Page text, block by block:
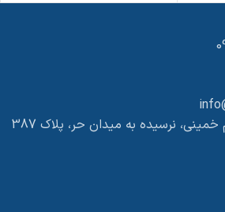
نرسیده به میدان حر، پلاک 387